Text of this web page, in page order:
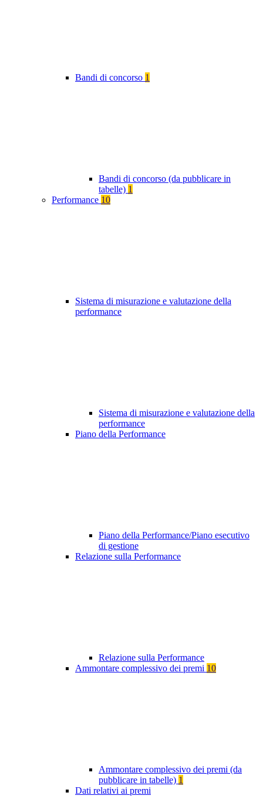
Bandi di concorso 1
Bandi di concorso (da pubblicare in
tabelle) 1
Performance 10
Sistema di misurazione e valutazione della
performance
Sistema di misurazione e valutazione della
performance
Piano della Performance
Piano della Performance/Piano esecutivo
di gestione
Relazione sulla Performance
Relazione sulla Performance
Ammontare complessivo dei premi 10
Ammontare complessivo dei premi (da
pubblicare in tabelle) 1
Dati relativi ai premi